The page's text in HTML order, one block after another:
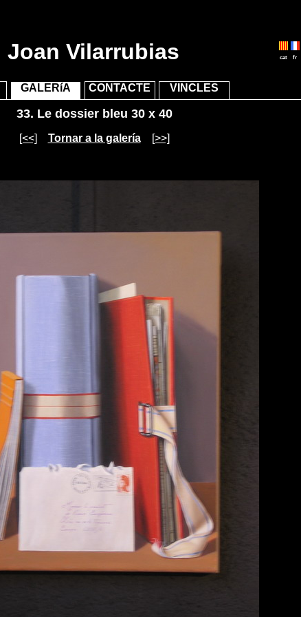
Joan Vilarrubias cat fr
GALERíA CONTACTE VINCLES
33. Le dossier bleu 30 x 40
[<<] Tornar a la galería [>>]